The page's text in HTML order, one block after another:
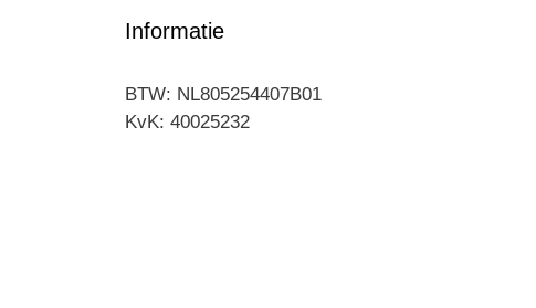
Informatie
BTW: NL805254407B01
KvK: 40025232